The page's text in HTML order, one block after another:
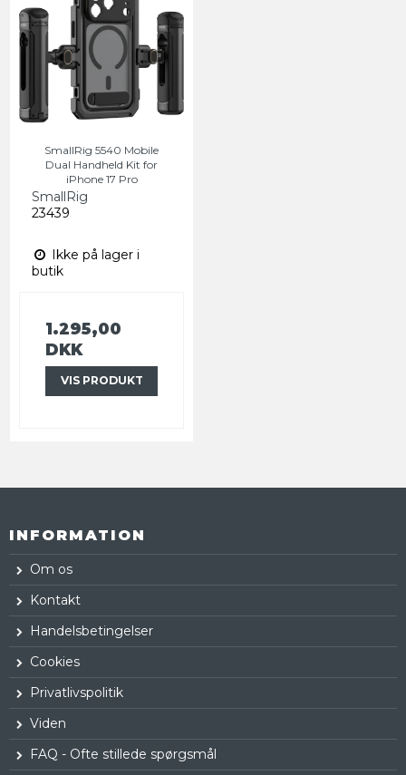
SmallRig 5540 Mobile
Dual Handheld Kit for
iPhone 17 Pro
SmallRig
23439
Ikke på lager i
butik
1.295,00
DKK
VIS PRODUKT
INFORMATION
Om os
Kontakt
Handelsbetingelser
Cookies
Privatlivspolitik
Viden
FAQ - Ofte stillede spørgsmål